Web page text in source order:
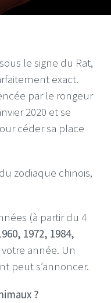
le signe du Rat,
exact.
par le rongeur
2020 et se
céder sa place
zodiaque chinois,
(à partir du 4
1972, 1984,
votre année. Un
peut s’annoncer.
?